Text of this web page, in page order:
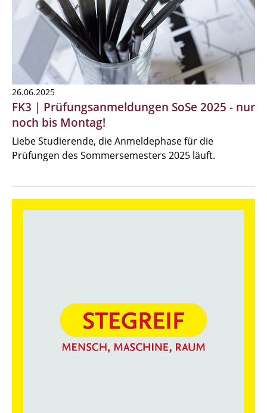
26.06.2025
FK3 | Prüfungsanmeldungen SoSe 2025 - nur
noch bis Montag!
Liebe Studierende, die Anmeldephase für die
Prüfungen des Sommersemesters 2025 läuft.